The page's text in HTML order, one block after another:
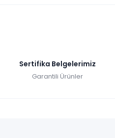
Sertifika Belgelerimiz
Garantili Ürünler